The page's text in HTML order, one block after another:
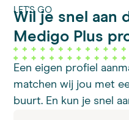
LET'S GO
Wil je snel aan
Medigo Plus
Een eigen profiel
matchen wij jou met
buurt. En kun je snel